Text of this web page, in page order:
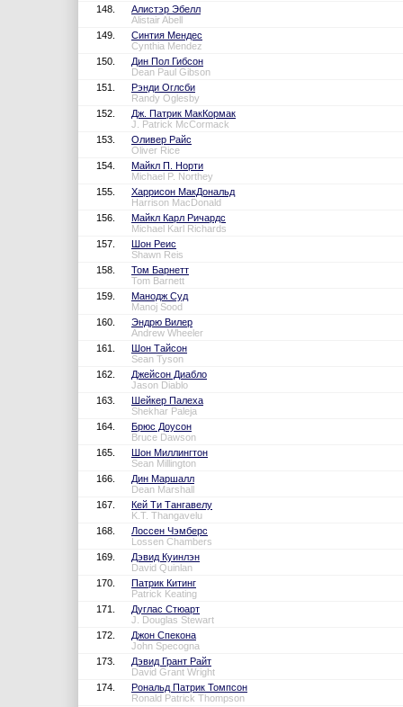
148.
Алистэр Эбелл
Alistair Abell
149.
Синтия Мендес
Cynthia Mendez
150.
Дин Пол Гибсон
Dean Paul Gibson
151.
Рэнди Оглсби
Randy Oglesby
152.
Дж. Патрик МакКормак
J. Patrick McCormack
153.
Оливер Райс
Oliver Rice
154.
Майкл П. Норти
Michael P. Northey
155.
Харрисон МакДональд
Harrison MacDonald
156.
Майкл Карл Ричардс
Michael Karl Richards
157.
Шон Реис
Shawn Reis
158.
Том Барнетт
Tom Barnett
159.
Манодж Суд
Manoj Sood
160.
Эндрю Вилер
Andrew Wheeler
161.
Шон Тайсон
Sean Tyson
162.
Джейсон Диабло
Jason Diablo
163.
Шейкер Палеха
Shekhar Paleja
164.
Брюс Доусон
Bruce Dawson
165.
Шон Миллингтон
Sean Millington
166.
Дин Маршалл
Dean Marshall
167.
Кей Ти Тангавелу
K.T. Thangavelu
168.
Лоссен Чэмберс
Lossen Chambers
169.
Дэвид Куинлэн
David Quinlan
170.
Патрик Китинг
Patrick Keating
171.
Дуглас Стюарт
J. Douglas Stewart
172.
Джон Спекона
John Specogna
173.
Дэвид Грант Райт
David Grant Wright
174.
Рональд Патрик Томпсон
Ronald Patrick Thompson